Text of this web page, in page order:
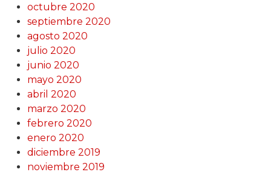
octubre 2020
septiembre 2020
agosto 2020
julio 2020
junio 2020
mayo 2020
abril 2020
marzo 2020
febrero 2020
enero 2020
diciembre 2019
noviembre 2019